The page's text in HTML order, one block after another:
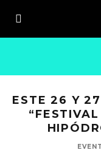
ESTE 26 Y